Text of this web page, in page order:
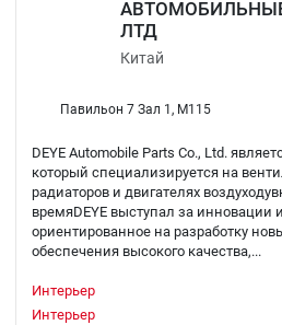
ЛТД
Китай
Павильон 7 Зал 1, M115
DEYE Automobile Parts Co., Ltd.
который специализируется на
радиаторов и двигателях
времяDEYE выступал за инновации
ориентированное на разработку
обеспечения высокого качества,...
Интерьер
Интерьер